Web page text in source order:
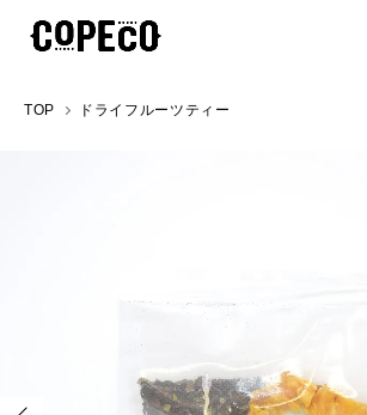
TOP ドライフルーツティー